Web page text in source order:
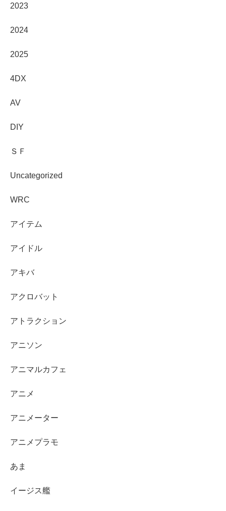
2023
2024
2025
4DX
AV
DIY
ＳＦ
Uncategorized
WRC
アイテム
アイドル
アキバ
アクロバット
アトラクション
アニソン
アニマルカフェ
アニメ
アニメーター
アニメプラモ
あま
イージス艦